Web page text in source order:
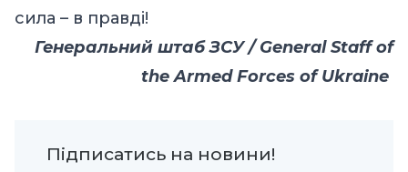
сила – в правді!
Генеральний штаб ЗСУ / General Staff of
the Armed Forces of Ukraine
Підписатись на новини!